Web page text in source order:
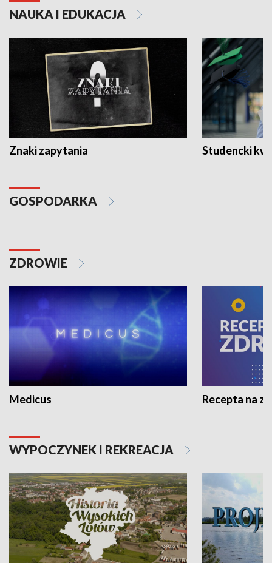
NAUKA I EDUKACJA
Znaki zapytania Studencki
GOSPODARKA
ZDROWIE
Medicus Recepta na
WYPOCZYNEK I REKREACJA